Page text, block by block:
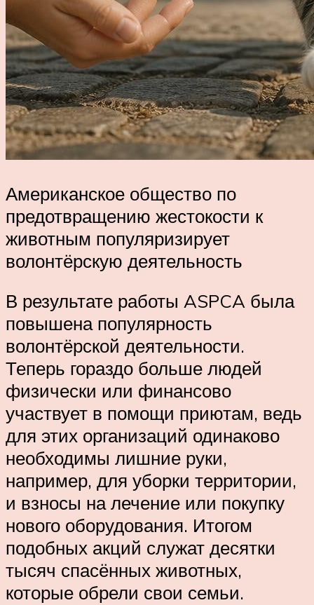
Американское общество по
предотвращению жестокости к
животным популяризирует
волонтёрскую деятельность
В результате работы ASPCA была
повышена популярность
волонтёрской деятельности.
Теперь гораздо больше людей
физически или финансово
участвует в помощи приютам, ведь
для этих организаций одинаково
необходимы лишние руки,
например, для уборки территории,
и взносы на лечение или покупку
нового оборудования. Итогом
подобных акций служат десятки
тысяч спасённых животных,
которые обрели свои семьи.